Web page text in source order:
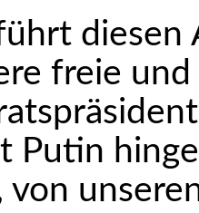
diesen
freie
Putin
von